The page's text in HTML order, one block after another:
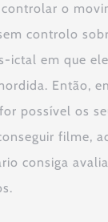
o
controlo
em que
Então,
possível os
filme,
consiga